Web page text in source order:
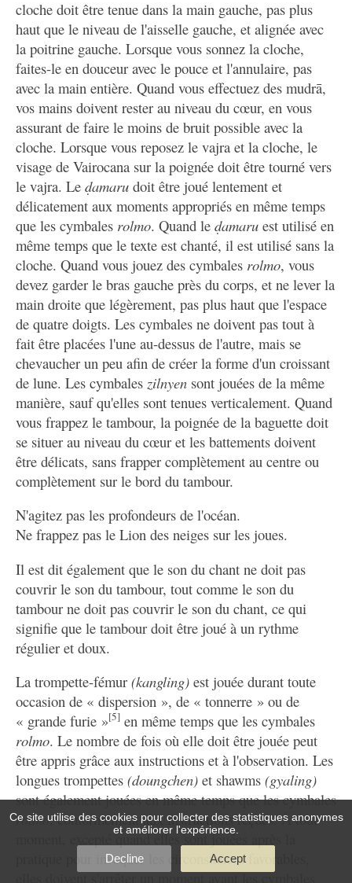
cloche doit être tenue dans la main gauche, pas plus
haut que le niveau de l'aisselle gauche, et alignée avec
la poitrine gauche. Lorsque vous sonnez la cloche,
faites-le en douceur avec le pouce et l'annulaire, pas
avec la main entière. Quand vous effectuez des mudrā,
vos mains doivent rester au niveau du cœur, en vous
assurant de faire le moins de bruit possible avec la
cloche. Lorsque vous reposez le vajra et la cloche, le
visage de Vairocana sur la poignée doit être tourné vers
le vajra. Le ḍamaru doit être joué lentement et
délicatement aux moments appropriés en même temps
que les cymbales rolmo. Quand le ḍamaru est utilisé en
même temps que le texte est chanté, il est utilisé sans la
cloche. Quand vous jouez des cymbales rolmo, vous
devez garder le bras gauche près du corps, et ne lever la
main droite que légèrement, pas plus haut que l'espace
de quatre doigts. Les cymbales ne doivent pas tout à
fait être placées l'une au-dessus de l'autre, mais se
chevaucher un peu afin de créer la forme d'un croissant
de lune. Les cymbales zilnyen sont jouées de la même
manière, sauf qu'elles sont tenues verticalement. Quand
vous frappez le tambour, la poignée de la baguette doit
se situer au niveau du cœur et les battements doivent
être délicats, sans frapper complètement au centre ou
complètement sur le bord du tambour.
N'agitez pas les profondeurs de l'océan.
Ne frappez pas le Lion des neiges sur les joues.
Il est dit également que le son du chant ne doit pas
couvrir le son du tambour, tout comme le son du
tambour ne doit pas couvrir le son du chant, ce qui
signifie que le tambour doit être joué à un rythme
régulier et doux.
La trompette-fémur (kangling) est jouée durant toute
occasion de « dispersion », de « tonnerre » ou de
« grande furie »[5] en même temps que les cymbales
rolmo. Le nombre de fois où elle doit être jouée peut
être appris grâce aux instructions et à l'observation. Les
longues trompettes (doungchen) et shawms (gyaling)
sont également jouées en même temps que les cymbales
rolmo, conformément aux instructions reçues. À tout
moment, excepté quand elles sont jouées après la
pratique pour invoquer les circonstances favorables,
elles doivent s'arrêter un moment avant les cymbales
Ce site utilise des cookies pour collecter des statistiques anonymes
et améliorer l'expérience.
Decline Accept